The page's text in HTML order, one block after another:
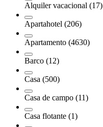
Alquiler vacacional (17)
Apartahotel (206)
Apartamento (4630)
Barco (12)
Casa (500)
Casa de campo (11)
Casa flotante (1)